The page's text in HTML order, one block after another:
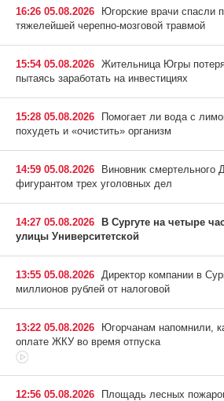
16:26 05.08.2026
Югорские врачи спасли
тяжелейшей черепно-мозговой травмой
15:54 05.08.2026 Жительница Югры
пытаясь заработать на инвестициях
15:28 05.08.2026
Помогает ли вода с
похудеть и «очистить» организм
14:59 05.08.2026
Виновник смертельного
фигурантом трех уголовных дел
14:27 05.08.2026
В Сургуте на четыре
улицы Университетской
13:55 05.08.2026 Директор компании в
миллионов рублей от налоговой
13:22 05.08.2026
Югорчанам напомнили,
оплате ЖКУ во время отпуска
12:56 05.08.2026
Площадь лесных